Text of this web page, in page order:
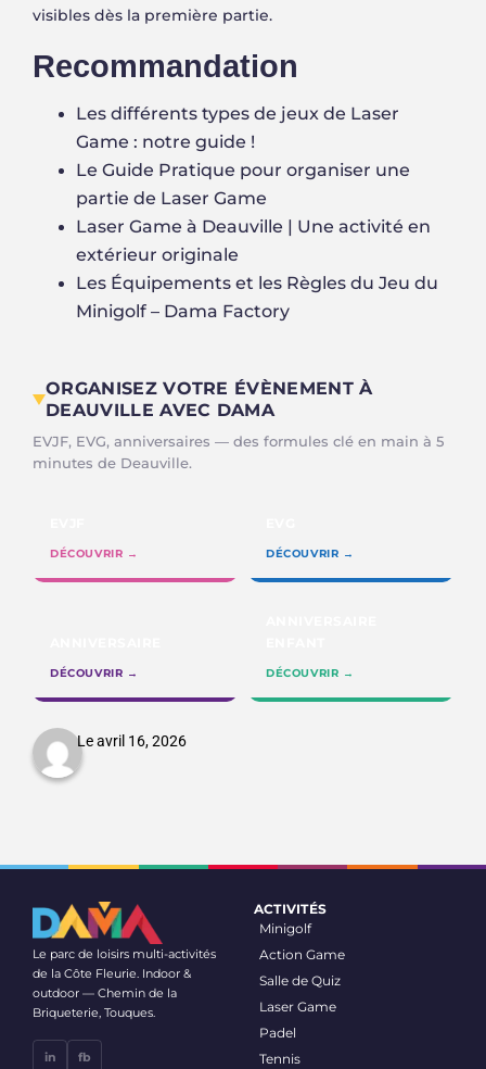
visibles dès la première partie.
Recommandation
Les différents types de jeux de Laser
Game : notre guide !
Le Guide Pratique pour organiser une
partie de Laser Game
Laser Game à Deauville | Une activité en
extérieur originale
Les Équipements et les Règles du Jeu du
Minigolf – Dama Factory
ORGANISEZ VOTRE ÉVÈNEMENT À
DEAUVILLE AVEC DAMA
EVJF, EVG, anniversaires — des formules clé en main à 5
minutes de Deauville.
DÉCOUVRIR → DÉCOUVRIR →
DÉCOUVRIR → DÉCOUVRIR →
Le avril 16, 2026
Le parc de loisirs multi-activités
de la Côte Fleurie. Indoor &
outdoor — Chemin de la
Briqueterie, Touques.
in fb
ACTIVITÉS
Minigolf
Action Game
Salle de Quiz
Laser Game
Padel
Tennis